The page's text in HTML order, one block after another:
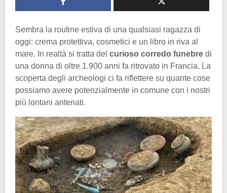
Sembra la routine estiva di una qualsiasi ragazza di
oggi: crema protettiva, cosmetici e un libro in riva al
mare. In realtà si tratta del curioso corredo funebre di
una donna di oltre 1.900 anni fa ritrovato in Francia. La
scoperta degli archeologi ci fa riflettere su quante cose
possiamo avere potenzialmente in comune con i nostri
più lontani antenati.